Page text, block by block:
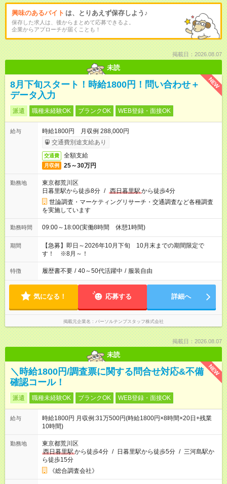
興味のあるバイト は、とりあえず保存しよう♪
保存した求人は、後からまとめて応募できるよ。
企業からアプローチが届くことも！
掲載日：2026.08.07
未読
NEW
8月下旬スタート！時給1800円！問い合わせ＋
データ入力
派遣 職種未経験OK ブランクOK WEB登録・面接OK
給与
時給1800円 月収例 288,000円
交通費別途支給あり
交通費 全額支給
月収例 25～30万円
勤務地
東京都荒川区
日暮里駅から徒歩8分 / 西日暮里駅から徒歩4分
世論調査・マーケティングリサーチ・交通調査など各種調査
を実施しています
勤務時間 09:00～18:00(実働8時間 休憩1時間)
期間
【急募】即日～2026年10月下旬 10月末までの期間限定で
す！ ※8月～！
特徴 履歴書不要 / 40～50代活躍中 / 服装自由
気になる！ 応募する 詳細へ
掲載元企業名 パーソルテンプスタッフ株式会社
掲載日：2026.08.07
未読
NEW
＼時給1800円/調査票に関する問合せ対応&不備
確認コール！
派遣 職種未経験OK ブランクOK WEB登録・面接OK
給与
時給1800円 月収例:31万500円(時給1800円×8時間×20日+残業
10時間)
勤務地
東京都荒川区
西日暮里駅から徒歩4分 / 日暮里駅から徒歩5分 / 三河島駅か
ら徒歩15分
《総合調査会社》